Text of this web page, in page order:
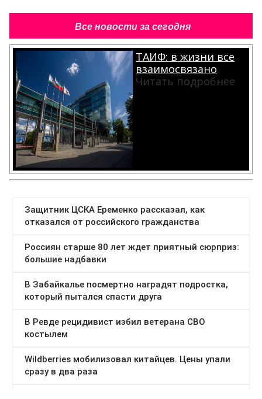
Все новости за сегодня
ТАИФ: в жизни все
взаимосвязано
Читать подробнее